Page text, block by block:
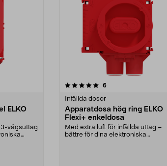
ELKO
3-vägsuttag
6recensioner
Infällda dosor
Apparatdosa hög ring ELKO
Flexi+ enkeldosa
Med extra luft för infällda uttag –
bättre för dina elektroniska
4.0av 5 stjärnor